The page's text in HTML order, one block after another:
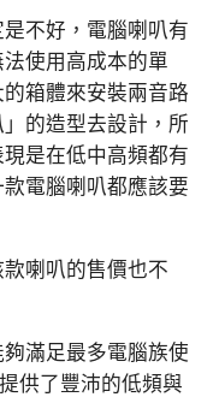
不好，電腦喇叭有
使用高成本的單
箱體來安裝兩音路
的造型去設計，所
是在低中高頻都有
電腦喇叭都應該要
喇叭的售價也不
滿足最多電腦族使
供了豐沛的低頻與